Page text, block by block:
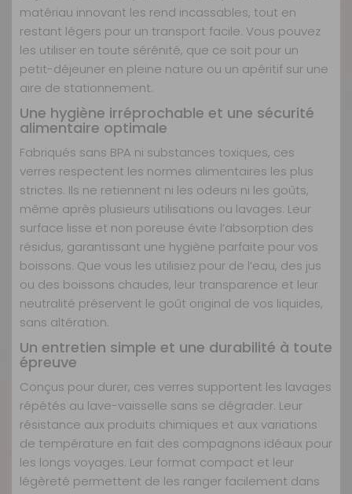
matériau innovant les rend incassables, tout en
restant légers pour un transport facile. Vous pouvez
les utiliser en toute sérénité, que ce soit pour un
petit-déjeuner en pleine nature ou un apéritif sur une
aire de stationnement.
Une hygiène irréprochable et une sécurité
alimentaire optimale
Fabriqués sans BPA ni substances toxiques, ces
verres respectent les normes alimentaires les plus
strictes. Ils ne retiennent ni les odeurs ni les goûts,
même après plusieurs utilisations ou lavages. Leur
surface lisse et non poreuse évite l’absorption des
résidus, garantissant une hygiène parfaite pour vos
boissons. Que vous les utilisiez pour de l’eau, des jus
ou des boissons chaudes, leur transparence et leur
neutralité préservent le goût original de vos liquides,
sans altération.
Un entretien simple et une durabilité à toute
épreuve
Conçus pour durer, ces verres supportent les lavages
répétés au lave-vaisselle sans se dégrader. Leur
résistance aux produits chimiques et aux variations
de température en fait des compagnons idéaux pour
les longs voyages. Leur format compact et leur
légèreté permettent de les ranger facilement dans